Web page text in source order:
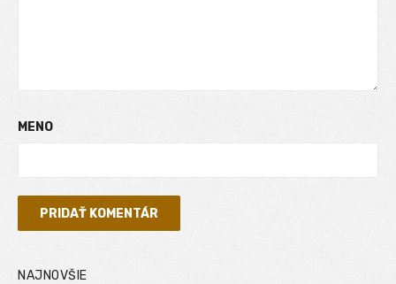
MENO
NAJNOVŠIE